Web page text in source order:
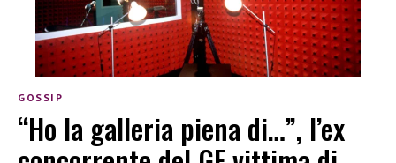
GOSSIP
“Ho la galleria piena di…”, l’ex